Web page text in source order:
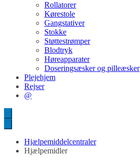
Rollatorer
Kørestole
Gangstativer
Stokke
Støttestrømper
Blodtryk
Høreapparater
Doseringsæsker og pilleæsker
Plejehjem
Rejser
@
Hjælpemiddelcentraler
Hjælpemidler